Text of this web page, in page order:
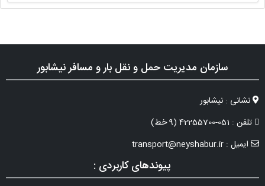
سازمان مدیریت حمل و نقل بار و مسافر نیشابور
نشانی : نیشابور
تلفن : 051-42255700 (9 خط)
ایمیل : transport@neyshabur.ir
پیوندهای کاربردی :